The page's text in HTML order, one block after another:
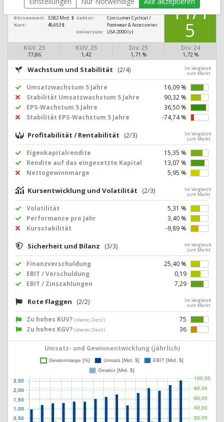
US5562691080]
Börsenwert: 3,582 Mrd. $
Kurs:
48,653 $
Sektor:
Consumer Cyclical /
Footwear & Accessories
Universum:
USA 2000 (v)
KGV.25
77,86
KUV.25
1,42
Div.25
1,71 %
Div.24
1,72 %
11/1
5
Wachstum und Stabilität (2/4)
Im Vergleich
zum Markt
Umsatzwachstum 5 Jahre
16,09 %
Stabilität Umsatzwachstum 5 Jahre
90,32 %
EPS-Wachstum 5 Jahre
36,50 %
Stabilität EPS-Wachstum 5 Jahre
-74,74 %
Profitabilität / Rentabilität (2/3)
Im Vergleich
zum Markt
Eigenkapitalrendite
15,35 %
Rendite auf das eingesetzte Kapital
13,07 %
Nettogewinnmarge
5,95 %
Kursentwicklung und Volatilität (2/3)
Im Vergleich
zum Markt
Volatilität
5,31 %
Performance pro Jahr
3,40 %
Kursstabilität
-9,89 %
Sicherheit und Bilanz (3/3)
Im Vergleich
zum Markt
Finanzverschuldung
25,40 %
EBIT / Verschuldung
0,19
EBIT / Zinszahlungen
7,29
Rote Flaggen (2/2)
Im Vergleich
zum Markt
Zu hohes KUV? (oberes Dezil)
75
Zu hohes KGV? (oberes Dezil) 36
Umsatz- und Gewinnentwicklung (jährlich)